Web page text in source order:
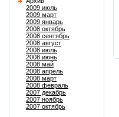
2009 июль
2009 март
2009 январь
2008 октябрь
2008 сентябрь
2008 август
2008 июль
2008 июнь
2008 май
2008 апрель
2008 март
2008 февраль
2007 декабрь
2007 ноябрь
2007 октябрь